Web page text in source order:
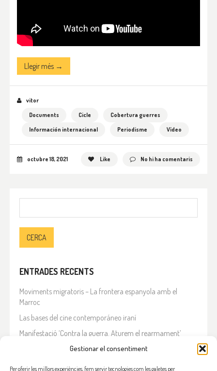
Gestionar el consentiment
Per oferir les millors experiències, fem servir tecnologies com les galetes per
Llegir més →
vitor
Documents
Cicle
Cobertura guerres
Información internacional
Periodisme Vídeo
octubre 18, 2021 Like No hi ha comentaris
ENTRADES RECENTS
Moviments migratoris – La frontera espanyola amb el
Marroc
Las bases del cine contemporáneo iraní
Manifestació ‘Contra la guerra. Aturem el rearmament’
En solidaritat amb el Líban
Què està passant a l’Iran?